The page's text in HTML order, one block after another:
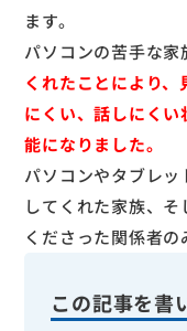
ます。
パソコンの苦手な家
くれたことにより
にくい、話しにく
能になりました。
パソコンやタブレ
してくれた家族、
くださった関係者の
この記事を書